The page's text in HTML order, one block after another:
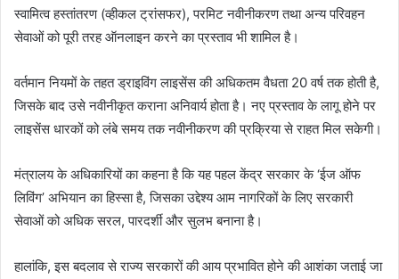
स्वामित्व हस्तांतरण (व्हीकल ट्रांसफर), परमिट नवीनीकरण तथा अन्य परिवहन
सेवाओं को पूरी तरह ऑनलाइन करने का प्रस्ताव भी शामिल है।
वर्तमान नियमों के तहत ड्राइविंग लाइसेंस की अधिकतम वैधता 20 वर्ष तक होती है,
जिसके बाद उसे नवीनीकृत कराना अनिवार्य होता है। नए प्रस्ताव के लागू होने पर
लाइसेंस धारकों को लंबे समय तक नवीनीकरण की प्रक्रिया से राहत मिल सकेगी।
मंत्रालय के अधिकारियों का कहना है कि यह पहल केंद्र सरकार के ‘ईज ऑफ
लिविंग’ अभियान का हिस्सा है, जिसका उद्देश्य आम नागरिकों के लिए सरकारी
सेवाओं को अधिक सरल, पारदर्शी और सुलभ बनाना है।
हालांकि, इस बदलाव से राज्य सरकारों की आय प्रभावित होने की आशंका जताई जा